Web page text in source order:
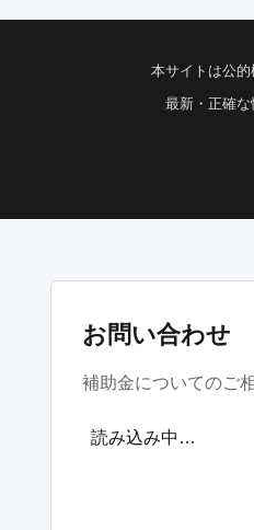
本サイトは公的
最新・正確な
お問い合わせ
補助金についてのご